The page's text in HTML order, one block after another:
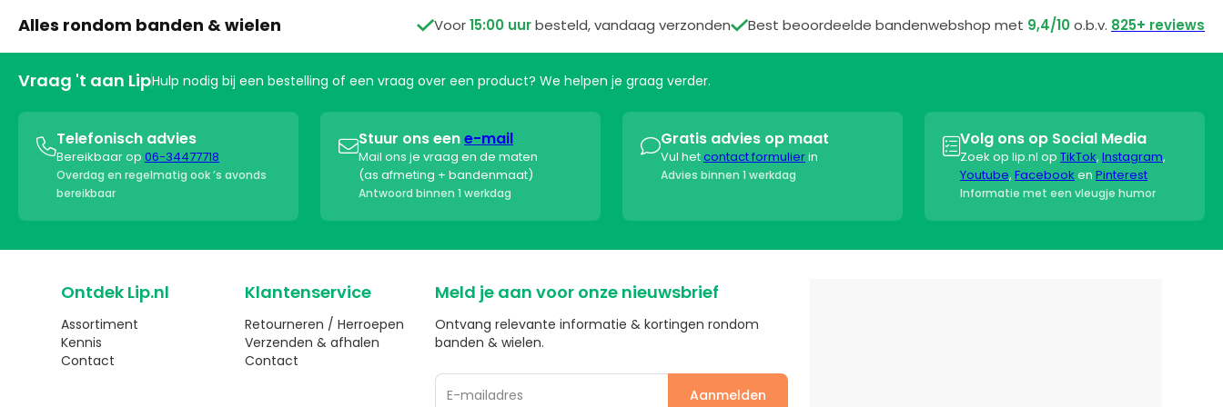
Alles rondom banden & wielen Voor15:00 uurbesteld, vandaag verzondenBest beoordeelde bandenwebshop met 9,4/10o.b.v. 825+ reviews
Vraag 't aan LipHulp nodig bij een bestelling of een vraag over een product? We helpen je graag verder.
Telefonisch advies
Bereikbaar op 06-34477718
Overdag en regelmatig ook ’s avonds
bereikbaar
Stuur ons eene-mail
Mail ons je vraag en de maten
(as afmeting + bandenmaat)
Antwoord binnen 1 werkdag
Gratis advies op maat
Vul hetcontact formulierin
Advies binnen 1 werkdag
Volg ons op Social Media
Zoek op lip.nl op TikTok, Instagram,
Youtube, Facebook en Pinterest
Informatie met een vleugje humor
Ontdek Lip.nl
Assortiment
Kennis
Contact
Klantenservice
Retourneren / Herroepen
Verzenden & afhalen
Contact
Meld je aan voor onze nieuwsbrief
Ontvang relevante informatie & kortingen rondom
banden & wielen.